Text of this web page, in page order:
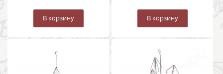
В корзину В корзину